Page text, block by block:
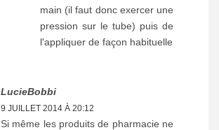
main (il faut donc exercer une
pression sur le tube) puis de
l'appliquer de façon habituelle
LucieBobbi
9 JUILLET 2014 À 20:12
Si même les produits de pharmacie ne